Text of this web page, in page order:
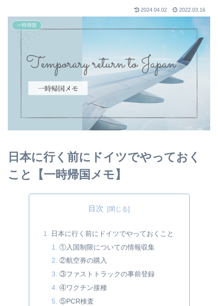
2024.04.02 2022.03.16
一時帰国
日本に行く前にドイツでやっておく
こと【一時帰国メモ】
目次
日本に行く前にドイツでやっておくこと
①入国制限についての情報収集
②航空券の購入
③ファストトラックの事前登録
④ワクチン接種
⑤PCR検査